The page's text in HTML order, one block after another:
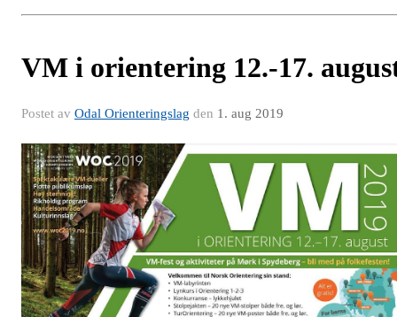
VM i orientering 12.-17.
Postet av Odal Orienteringslag den 1. aug 2019